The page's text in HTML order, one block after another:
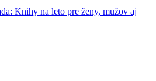
Knihy na leto pre ženy, mužov aj